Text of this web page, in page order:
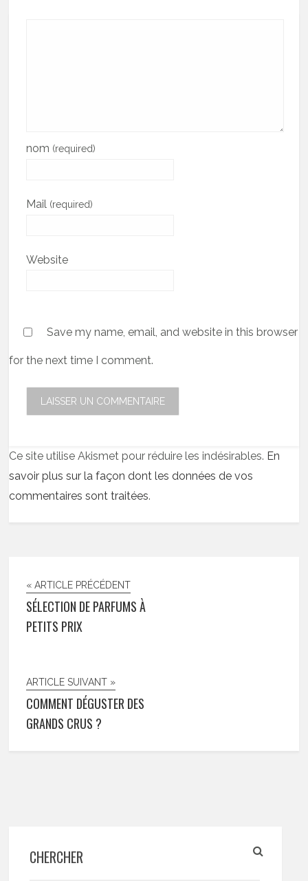
nom (required)
Mail (required)
Website
Save my name, email, and website in this browser
for the next time I comment.
Ce site utilise Akismet pour réduire les indésirables. En
savoir plus sur la façon dont les données de vos
commentaires sont traitées.
« ARTICLE PRÉCÉDENT
SÉLECTION DE PARFUMS À
PETITS PRIX
ARTICLE SUIVANT »
COMMENT DÉGUSTER DES
GRANDS CRUS ?
CHERCHER